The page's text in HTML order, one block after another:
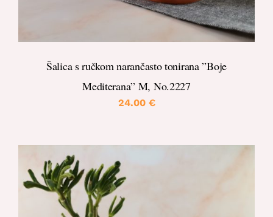
Šalica s ručkom narančasto tonirana ”Boje
Mediterana” M, No.2227
24.00 €